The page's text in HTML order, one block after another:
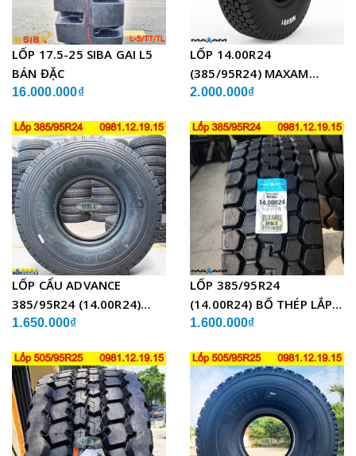
LỐP 17.5-25 SIBA GAI L5
BÁN ĐẶC
16.000.000₫
LỐP 14.00R24
(385/95R24) MAXAM
MSVO1 BỐ THÉP LẮP XE
2.000.000₫
LỐP CẨU ADVANCE
385/95R24 (14.00R24)
GLB05 BỐ THÉP
1.650.000₫
LỐP 385/95R24
(14.00R24) BỐ THÉP LẮP
XE CẨU
1.600.000₫